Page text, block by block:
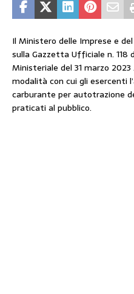
Il Ministero delle Imprese e
sulla Gazzetta Ufficiale n. 118
Ministeriale del 31 marzo
modalità con cui gli esercenti
carburante per autotrazione
praticati al pubblico.